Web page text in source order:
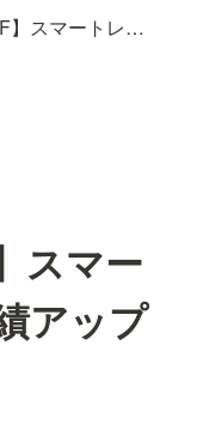
【授業料10%OFF】スマートレーダー夏の成績アップ応援キャンペーン
スマー
アップ